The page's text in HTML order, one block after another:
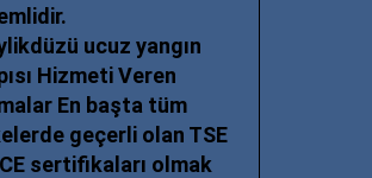
ucuz yangın
Hizmeti Veren
En başta tüm
geçerli olan TSE
sertifikaları olmak